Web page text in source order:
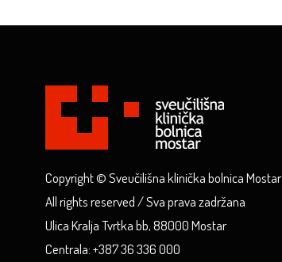
Copyright © Sveučilišna klinička bolnica Mostar
All rights reserved / Sva prava zadržana
Ulica Kralja Tvrtka bb, 88000 Mostar
Centrala: +387 36 336 000